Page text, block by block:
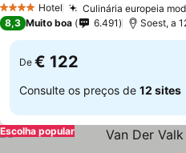
4 EstrelasHotel Culinária europeia
8,3 Muito boa 6.491 Soest, a
De € 122
Consulte os preços de 12 sites
Escolha popular